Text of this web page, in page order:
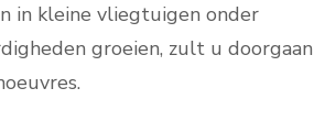
in kleine vliegtuigen onder
groeien, zult u doorgaan